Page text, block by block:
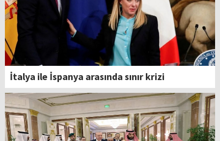
İtalya ile İspanya arasında sınır krizi